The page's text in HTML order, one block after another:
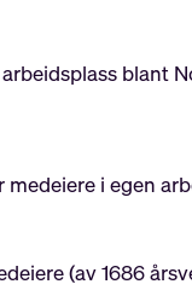
blant
medeiere i egen
(av 1686